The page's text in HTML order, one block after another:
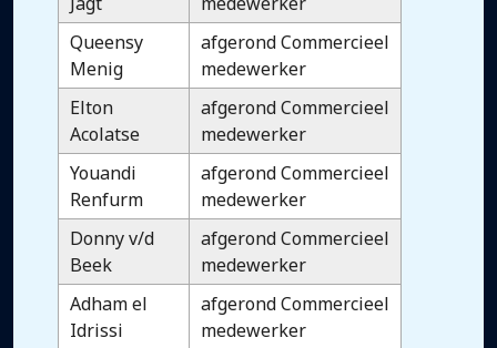
Queensy
Menig
afgerond Commercieel
medewerker
Elton
Acolatse
afgerond Commercieel
medewerker
Youandi
Renfurm
afgerond Commercieel
medewerker
Donny v/d
Beek
afgerond Commercieel
medewerker
Adham el
Idrissi
afgerond Commercieel
medewerker